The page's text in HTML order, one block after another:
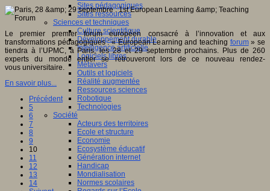
Sites pédagogiques
Sites ressources
Sciences et techniques
Culture scientifique
Développement durable
Intelligence artificielle
Logiciels libres
Métavers
Outils et logiciels
Réalité augmentée
Ressources sciences
Robotique
Technologies
Société
Acteurs des territoires
Ecole et structure
Economie
Ecosystème éducatif
Génération internet
Handicap
Mondialisation
Normes scolaires
Le premier premier forum européen consacré à l’innovation et aux
transformations pédagogiques : « European Learning and teaching forum» se
tiendra à l’UPMC, à Paris, les 28 et 29 septembre prochains. Plus de 260
experts du monde entier se retrouveront lors de ce nouveau rendez-
vous universitaire.
En savoir plus...
Précédent
5
6
7
8
9
10
11
12
13
14